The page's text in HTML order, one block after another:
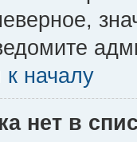
к началу
нет в